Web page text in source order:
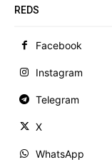
REDS
Facebook
Instagram
Telegram
X
WhatsApp